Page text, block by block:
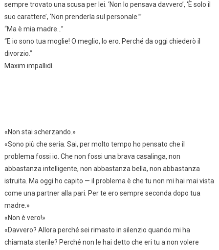
sempre trovato una scusa per lei. ‘Non lo pensava davvero’, ‘È solo il
suo carattere’, ‘Non prenderla sul personale.’”
“Ma è mia madre…”
“E io sono tua moglie! O meglio, lo ero. Perché da oggi chiederò il
divorzio.”
Maxim impallidì.
«Non stai scherzando.»
«Sono più che seria. Sai, per molto tempo ho pensato che il
problema fossi io. Che non fossi una brava casalinga, non
abbastanza intelligente, non abbastanza bella, non abbastanza
istruita. Ma oggi ho capito — il problema è che tu non mi hai mai vista
come una partner alla pari. Per te ero sempre seconda dopo tua
madre.»
«Non è vero!»
«Davvero? Allora perché sei rimasto in silenzio quando mi ha
chiamata sterile? Perché non le hai detto che eri tu a non volere